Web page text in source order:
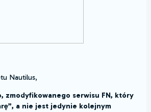
Nautilus,
zmodyfikowanego serwisu FN, który
a nie jest jedynie kolejnym